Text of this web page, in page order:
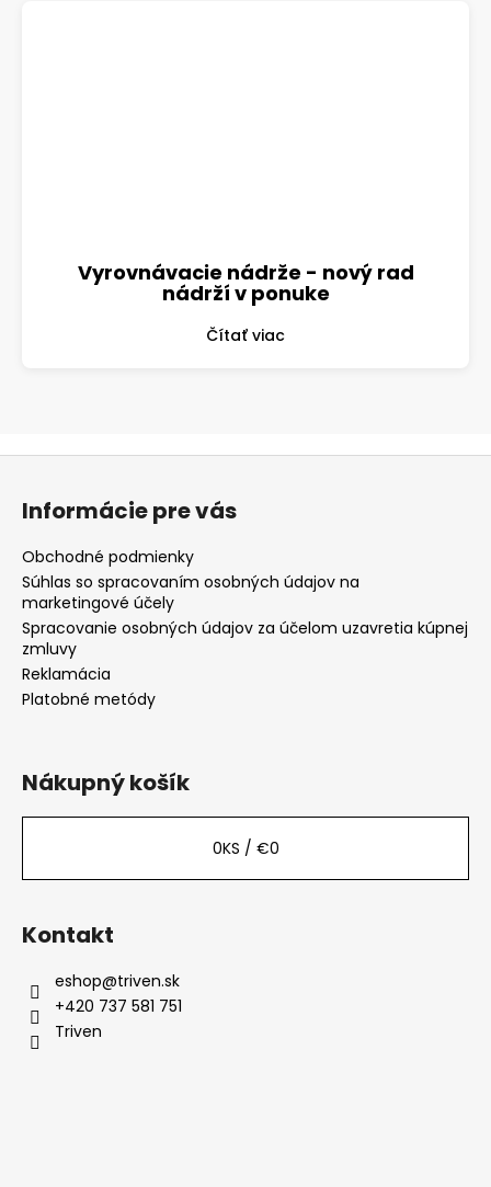
Vyrovnávacie nádrže - nový rad
nádrží v ponuke
Čítať viac
Z
Informácie pre vás
Obchodné podmienky
Súhlas so spracovaním osobných údajov na
marketingové účely
Spracovanie osobných údajov za účelom uzavretia kúpnej
zmluvy
Reklamácia
Platobné metódy
Nákupný košík
0KS / €0
Kontakt
eshop@triven.sk
+420 737 581 751
Triven